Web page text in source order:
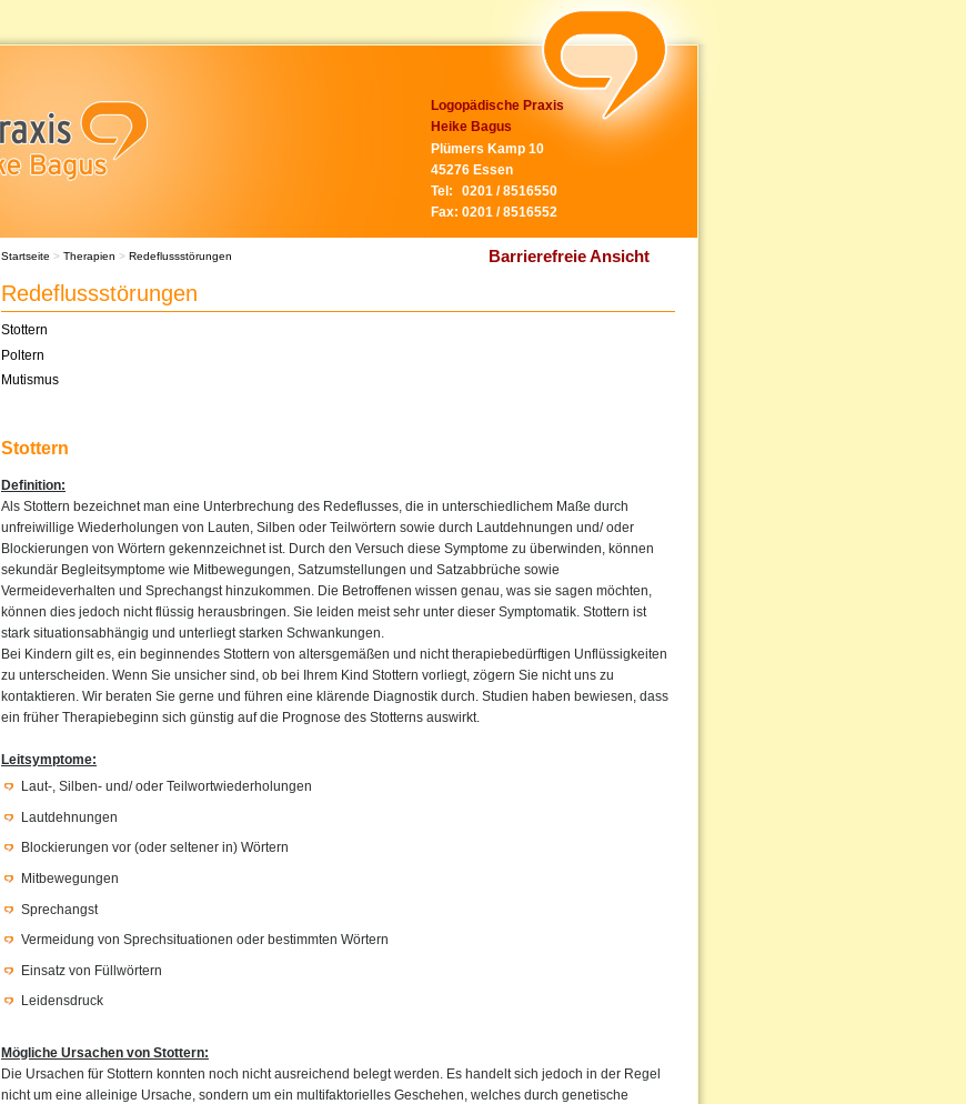
Logopädische Praxis
Heike Bagus
Plümers Kamp 10
45276 Essen
Tel:
0201 / 8516550
Fax: 0201 / 8516552
Barrierefreie Ansicht
Startseite > Therapien > Redeflussstörungen
Redeflussstörungen
Stottern
Poltern
Mutismus
Stottern
Definition:
Als Stottern bezeichnet man eine Unterbrechung des Redeflusses, die in unterschiedlichem Maße durch
unfreiwillige Wiederholungen von Lauten, Silben oder Teilwörtern sowie durch Lautdehnungen und/ oder
Blockierungen von Wörtern gekennzeichnet ist. Durch den Versuch diese Symptome zu überwinden, können
sekundär Begleitsymptome wie Mitbewegungen, Satzumstellungen und Satzabbrüche sowie
Vermeideverhalten und Sprechangst hinzukommen. Die Betroffenen wissen genau, was sie sagen möchten,
können dies jedoch nicht flüssig herausbringen. Sie leiden meist sehr unter dieser Symptomatik. Stottern ist
stark situationsabhängig und unterliegt starken Schwankungen.
Bei Kindern gilt es, ein beginnendes Stottern von altersgemäßen und nicht therapiebedürftigen Unflüssigkeiten
zu unterscheiden. Wenn Sie unsicher sind, ob bei Ihrem Kind Stottern vorliegt, zögern Sie nicht uns zu
kontaktieren. Wir beraten Sie gerne und führen eine klärende Diagnostik durch. Studien haben bewiesen, dass
ein früher Therapiebeginn sich günstig auf die Prognose des Stotterns auswirkt.
Leitsymptome:
Laut-, Silben- und/ oder Teilwortwiederholungen
Lautdehnungen
Blockierungen vor (oder seltener in) Wörtern
Mitbewegungen
Sprechangst
Vermeidung von Sprechsituationen oder bestimmten Wörtern
Einsatz von Füllwörtern
Leidensdruck
Mögliche Ursachen von Stottern:
Die Ursachen für Stottern konnten noch nicht ausreichend belegt werden. Es handelt sich jedoch in der Regel
nicht um eine alleinige Ursache, sondern um ein multifaktorielles Geschehen, welches durch genetische